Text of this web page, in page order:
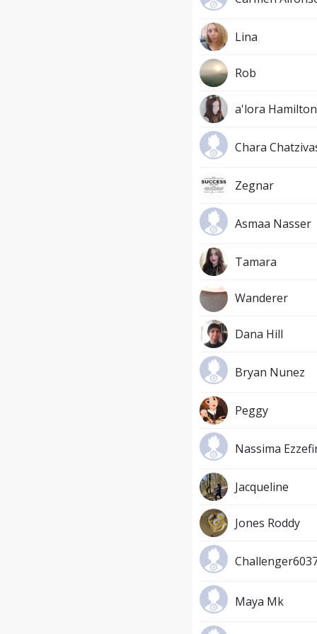
Lina
Rob
a'lora Hamilton
Chara
Zegnar
Asmaa Nasser
Tamara
Wanderer
Dana Hill
Bryan Nunez
Peggy
Nassima
Jacqueline
Jones Roddy
Maya Mk